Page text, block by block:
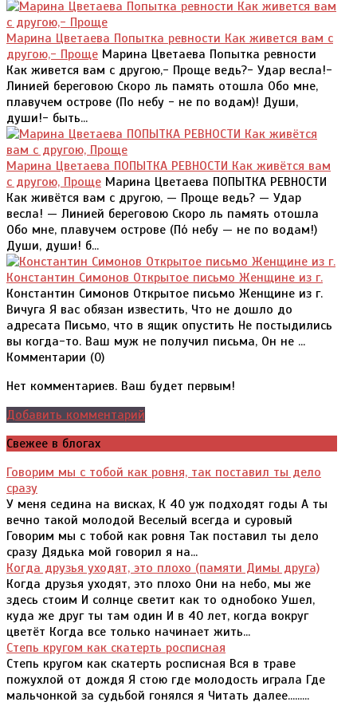
Марина Цветаева Попытка ревности Как живется вам с
другою,- Проще Марина Цветаева Попытка ревности
Как живется вам с другою,- Проще ведь?- Удар весла!-
Линией береговою Скоро ль память отошла Обо мне,
плавучем острове (По небу - не по водам)! Души,
души!- быть...
Марина Цветаева ПОПЫТКА РЕВНОСТИ Как живётся вам
с другою, Проще Марина Цветаева ПОПЫТКА РЕВНОСТИ
Как живётся вам с другою, — Проще ведь? — Удар
весла! — Линией береговою Скоро ль память отошла
Обо мне, плавучем острове (По́ небу — не по водам!)
Души, души! б...
Константин Симонов Открытое письмо Женщине из г.
Константин Симонов Открытое письмо Женщине из г.
Вичуга Я вас обязан известить, Что не дошло до
адресата Письмо, что в ящик опустить Не постыдились
вы когда-то. Ваш муж не получил письма, Он не ...
Комментарии (0)
Нет комментариев. Ваш будет первым!
Добавить комментарий
Свежее в блогах
Говорим мы с тобой как ровня, так поставил ты дело
сразу
У меня седина на висках, К 40 уж подходят годы А ты
вечно такой молодой Веселый всегда и суровый
Говорим мы с тобой как ровня Так поставил ты дело
сразу Дядька мой говорил я на...
Когда друзья уходят, это плохо (памяти Димы друга)
Когда друзья уходят, это плохо Они на небо, мы же
здесь стоим И солнце светит как то однобоко Ушел,
куда же друг ты там один И в 40 лет, когда вокруг
цветёт Когда все только начинает жить...
Степь кругом как скатерть росписная
Степь кругом как скатерть росписная Вся в траве
пожухлой от дождя Я стою где молодость играла Где
мальчонкой за судьбой гонялся я Читать далее.........